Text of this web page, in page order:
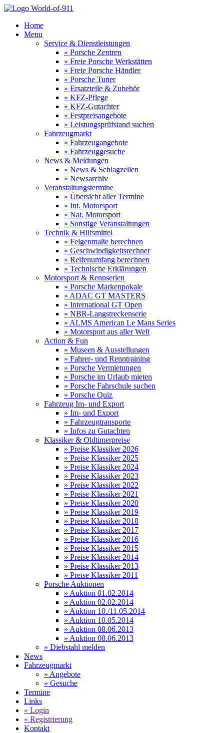
Home
Menu
Service & Dienstleistungen
» Porsche Zentren
» Freie Porsche Werkstätten
» Freie Porsche Händler
» Porsche Tuner
» Ersatzteile & Zubehör
» KFZ-Pflege
» KFZ-Gutachter
» Festpreisangebote
» Leistungsprüfstand suchen
Fahrzeugmarkt
» Fahrzeugangebote
» Fahrzeuggesuche
News & Meldungen
» News & Schlagzeilen
» Newsarchiv
Veranstaltungstermine
» Übersicht aller Termine
» Int. Motorsport
» Nat. Motorsport
» Sonstige Veranstaltungen
Technik & Hilfsmittel
» Felgenmaße berechnen
» Geschwindigkeitsrechner
» Reifenumfang berechnen
» Technische Erklärungen
Motorsport & Rennserien
» Porsche Markenpokale
» ADAC GT MASTERS
» International GT Open
» NBR-Langstreckenserie
» ALMS American Le Mans Series
» Motorsport aus aller Welt
Action & Fun
» Museen & Ausstellungen
» Fahrer- und Renntraining
» Porsche Vermietungen
» Porsche im Urlaub mieten
» Porsche Fahrschule suchen
» Porsche Quiz
Fahrzeug Im- und Export
» Im- und Export
» Fahrzeugtransporte
» Infos zu Gutachten
Klassiker & Oldtimerpreise
» Preise Klassiker 2026
» Preise Klassiker 2025
» Preise Klassiker 2024
» Preise Klassiker 2023
» Preise Klassiker 2022
» Preise Klassiker 2021
» Preise Klassiker 2020
» Preise Klassiker 2019
» Preise Klassiker 2018
» Preise Klassiker 2017
» Preise Klassiker 2016
» Preise Klassiker 2015
» Preise Klassiker 2014
» Preise Klassiker 2013
» Preise Klassiker 2011
Porsche Auktionen
» Auktion 01.02.2014
» Auktion 02.02.2014
» Auktion 10./11.05.2014
» Auktion 10.05.2014
» Auktion 08.06.2013
» Auktion 08.06.2013
» Diebstahl melden
News
Fahrzeugmarkt
» Angebote
» Gesuche
Termine
Links
» Login
» Registrierung
Kontakt